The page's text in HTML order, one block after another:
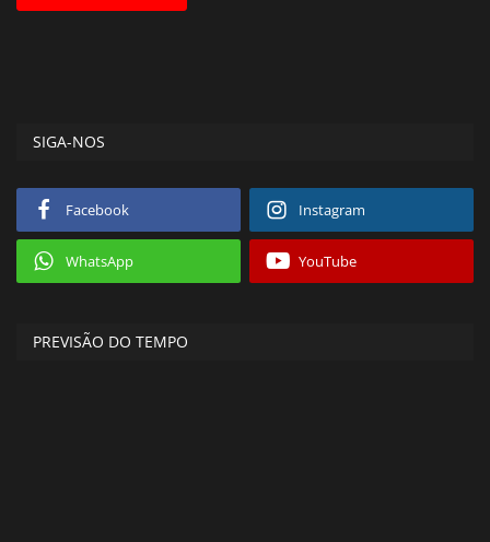
SIGA-NOS
Facebook Instagram
WhatsApp YouTube
PREVISÃO DO TEMPO